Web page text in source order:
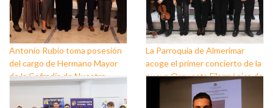
Antonio Rubio toma posesión
del cargo de Hermano Mayor
de la Cofradía de Nuestro
Padre Jesús Nazareno y
Nuestra Señora de los Dolores
La Parroquia de Almerimar
acoge el primer concierto de la
nueva Orquesta Filarmónica de